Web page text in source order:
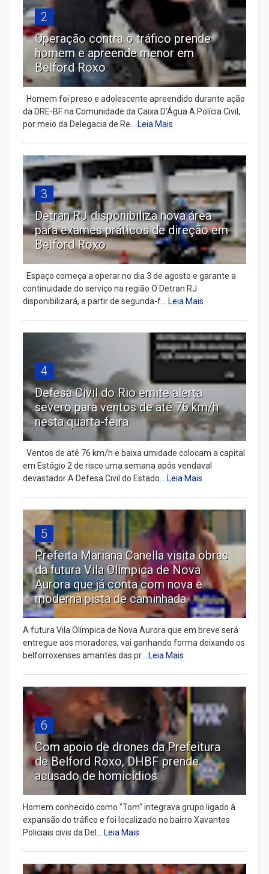
2
Operação contra o tráfico prende
homem e apreende menor em
Belford Roxo
Homem foi preso e adolescente apreendido durante ação
da DRE-BF na Comunidade da Caixa D’Água A Polícia Civil,
por meio da Delegacia de Re...
Leia Mais
3
Detran RJ disponibiliza nova área
para exames práticos de direção em
Belford Roxo
Espaço começa a operar no dia 3 de agosto e garante a
continuidade do serviço na região O Detran RJ
disponibilizará, a partir de segunda-f...
Leia Mais
4
Defesa Civil do Rio emite alerta
severo para ventos de até 76 km/h
nesta quarta-feira
Ventos de até 76 km/h e baixa umidade colocam a capital
em Estágio 2 de risco uma semana após vendaval
devastador A Defesa Civil do Estado...
Leia Mais
5
Prefeita Mariana Canella visita obras
da futura Vila Olímpica de Nova
Aurora que já conta com nova e
moderna pista de caminhada
A futura Vila Olímpica de Nova Aurora que em breve será
entregue aos moradores, vai ganhando forma deixando os
belforroxenses amantes das pr...
Leia Mais
6
Com apoio de drones da Prefeitura
de Belford Roxo, DHBF prende
acusado de homicídios
Homem conhecido como "Tom" integrava grupo ligado à
expansão do tráfico e foi localizado no bairro Xavantes
Policiais civis da Del...
Leia Mais